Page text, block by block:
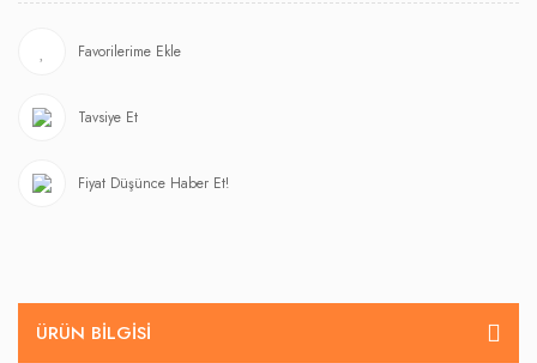
Tavsiye Et
Fiyat Düşünce Haber Et!
ÜRÜN BILGISI